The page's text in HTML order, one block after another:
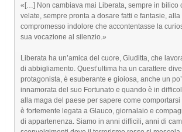
«[…] Non cambiava mai Liberata, sempre in bilico
velate, sempre pronta a dosare fatti e fantasie, alla
compromesso indolore che accontentasse la
sua vocazione al silenzio.»
Liberata ha un’amica del cuore, Giuditta, che
di abbigliamento. Quest’ultima ha un carattere
protagonista, è esuberante e gioiosa, anche un
innamorata del suo Fortunato e quando è in
alla maga del paese per sapere come
è fortemente legata a Glauco, giornalaio e
di appartenenza. Siamo in anni difficili, anni di